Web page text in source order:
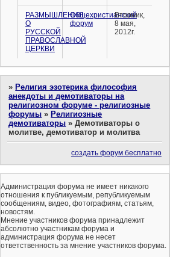
РАЗМЫШЛЕНИЯ
О
РУССКОЙ
ПРАВОСЛАВНОЙ
ЦЕРКВИ
Общехристианский
форум
Вторник,
8 мая,
2012г.
»Религия эзотерика философия
анекдоты и демотиваторы на
религиозном форуме - религиозные
форумы »Религиозные
демотиваторы »Демотиваторы о
молитве, демотиватор и молитва
создать форум бесплатно
Администрация форума не имеет никакого
отношения к публикуемым, републикуемым
сообщениям, видео, фотографиям, статьям,
новостям.
Мнение участников форума принадлежит
абсолютно участникам форума и
администрация форума не несет
ответственность за мнение участников форума.